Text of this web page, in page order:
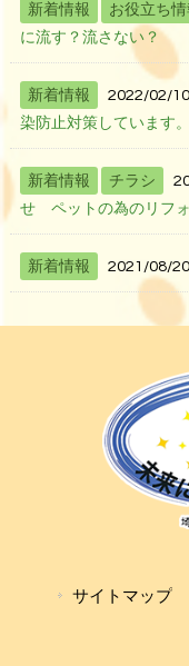
新着情報 お役立ち情
に流す？流さない？
新着情報 2022/02/10
染防止対策しています。
新着情報 チラシ
せ ペットの為のリフ
新着情報 2021/08/20
サイトマップ